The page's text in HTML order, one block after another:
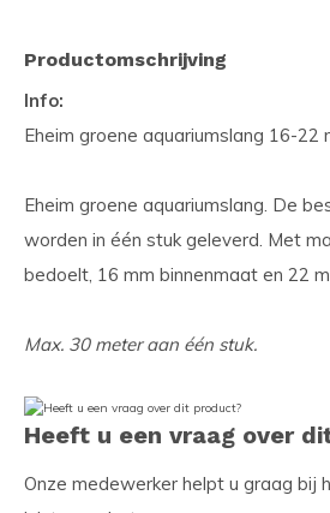
Productomschrijving
Info:
Eheim groene aquariumslang 16-22
Eheim groene aquariumslang. De
worden in één stuk geleverd. Met
bedoelt, 16 mm binnenmaat en 22
Max. 30 meter aan één stuk.
Heeft u een vraag over
Onze medewerker helpt u graag bij